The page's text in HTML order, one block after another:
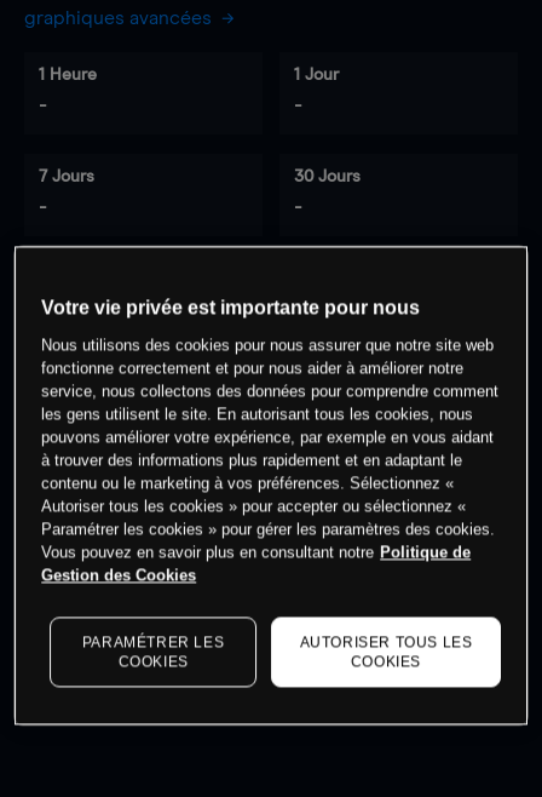
graphiques avancées
1 Heure
-
1 Jour
-
7 Jours
-
30 Jours
-
0% des clients ont une position à
cet actif
Commencez à trader
Les prix sont indicatifs.
market data
Votre vie privée est importante pour nous
Nous utilisons des cookies pour nous assurer que notre site web
fonctionne correctement et pour nous aider à améliorer notre
service, nous collectons des données pour comprendre comment
les gens utilisent le site. En autorisant tous les cookies, nous
pouvons améliorer votre expérience, par exemple en vous aidant
à trouver des informations plus rapidement et en adaptant le
contenu ou le marketing à vos préférences. Sélectionnez «
Autoriser tous les cookies » pour accepter ou sélectionnez «
Paramétrer les cookies » pour gérer les paramètres des cookies.
Vous pouvez en savoir plus en consultant notre Politique de
Gestion des Cookies
PARAMÉTRER LES
COOKIES
AUTORISER TOUS LES
COOKIES